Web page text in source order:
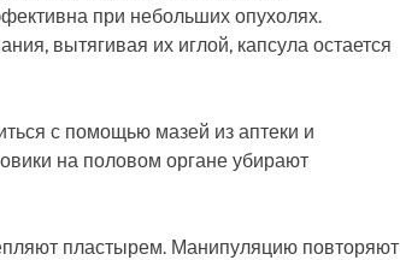
при небольших опухолях.
вытягивая их иглой, капсула остается
с помощью мазей из аптеки и
на половом органе убирают
пластырем. Манипуляцию повторяют